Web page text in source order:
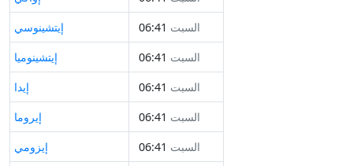
إيتشينوسي
السبت 06:41
إيتشينوميا
السبت 06:41
إيدا
السبت 06:41
إيروما
السبت 06:41
إيزومي
السبت 06:41